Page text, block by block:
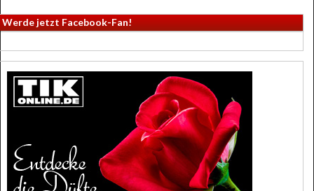
Werde jetzt Facebook-Fan!